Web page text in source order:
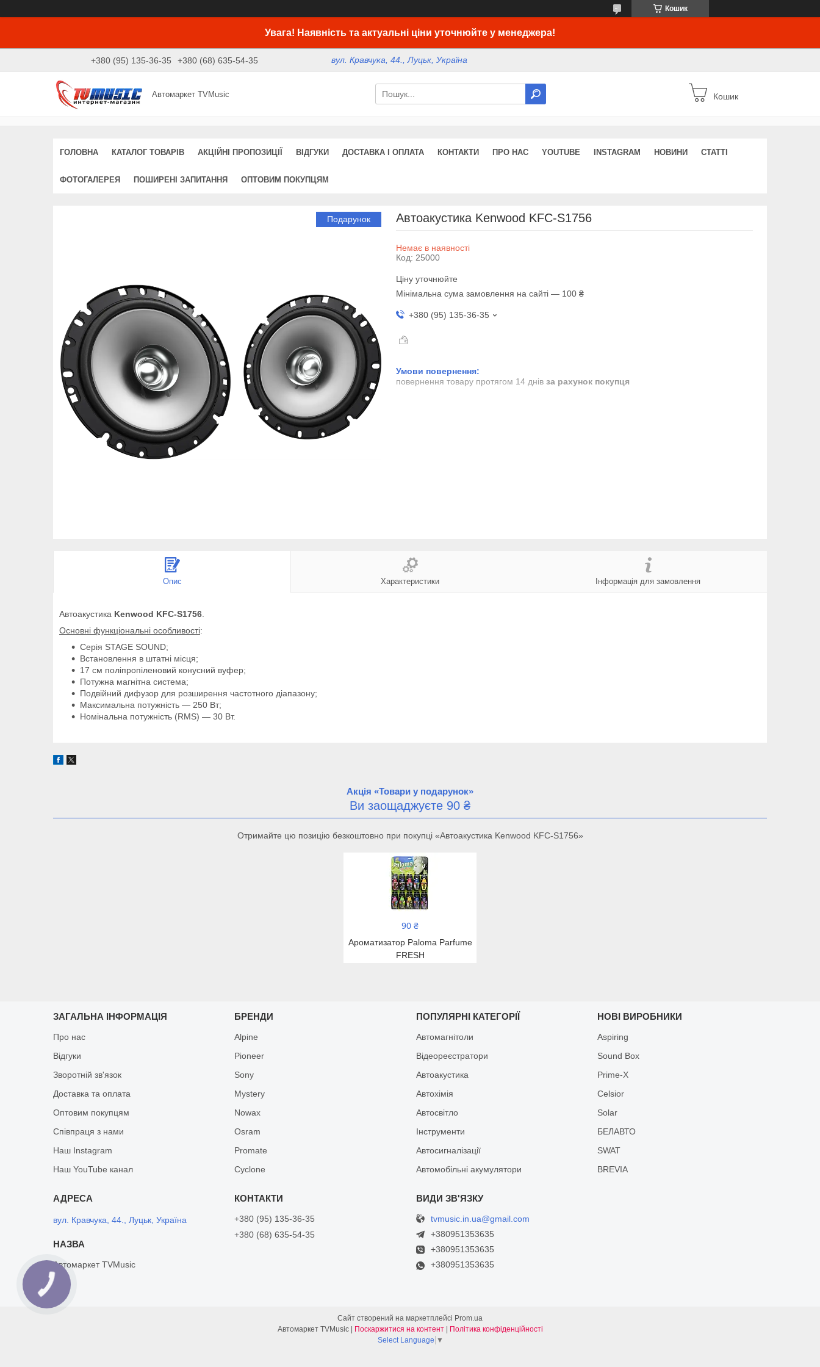
Кошик
Увага! Наявність та актуальні ціни уточнюйте у менеджера!
+380 (95) 135-36-35 +380 (68) 635-54-35 вул. Кравчука, 44., Луцьк, Україна
Автомаркет TVMusic Кошик
ГОЛОВНА КАТАЛОГ ТОВАРІВ АКЦІЙНІ ПРОПОЗИЦІЇ ВІДГУКИ ДОСТАВКА І ОПЛАТА КОНТАКТИ ПРО НАС YOUTUBE INSTAGRAM НОВИНИ СТАТТІ
ФОТОГАЛЕРЕЯ ПОШИРЕНІ ЗАПИТАННЯ ОПТОВИМ ПОКУПЦЯМ
Подарунок Автоакустика Kenwood KFC-S1756
Немає в наявності
Код: 25000
Ціну уточнюйте
Мінімальна сума замовлення на сайті — 100 ₴
+380 (95) 135-36-35
повернення товару протягом 14 днів за рахунок покупця
Опис Характеристики Інформація для замовлення
Автоакустика Kenwood KFC-S1756
Основні функціональні особливості:
Серія STAGE SOUND;
Встановлення в штатні місця;
17 см поліпропіленовий конусний вуфер;
Потужна магнітна система;
Подвійний дифузор для розширення частотного діапазону;
Максимальна потужність — 250 Вт;
Номінальна потужність (RMS) — 30 Вт.
Акція «Товари у подарунок»
Ви заощаджуєте 90 ₴
Отримайте цю позицію безкоштовно при покупці «Автоакустика Kenwood KFC-S1756»
90 ₴
Ароматизатор Paloma Parfume
FRESH
ЗАГАЛЬНА ІНФОРМАЦІЯ
Про нас
Відгуки
Зворотній зв'язок
Доставка та оплата
Оптовим покупцям
Співпраця з нами
Наш Instagram
Наш YouTube канал
БРЕНДИ
Alpine
Pioneer
Sony
Mystery
Nowax
Osram
Promate
Cyclone
ПОПУЛЯРНІ КАТЕГОРІЇ
Автомагнітоли
Відеореєстратори
Автоакустика
Автохімія
Автосвітло
Інструменти
Автосигналізації
Автомобільні акумулятори
НОВІ ВИРОБНИКИ
Aspiring
Sound Box
Prime-X
Celsior
Solar
БЕЛАВТО
SWAT
BREVIA
вул. Кравчука, 44., Луцьк, Україна
Автомаркет TVMusic
+380 (95) 135-36-35
+380 (68) 635-54-35
tvmusic.in.ua@gmail.com
+380951353635
+380951353635
+380951353635
Сайт створений на маркетплейсі Prom.ua
Автомаркет TVMusic | Поскаржитися на контент | Політика конфіденційності
Select Language ▼
КНОПКА
ЗВ'ЯЗКУ